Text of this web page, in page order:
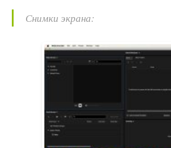
Снимки экрана: